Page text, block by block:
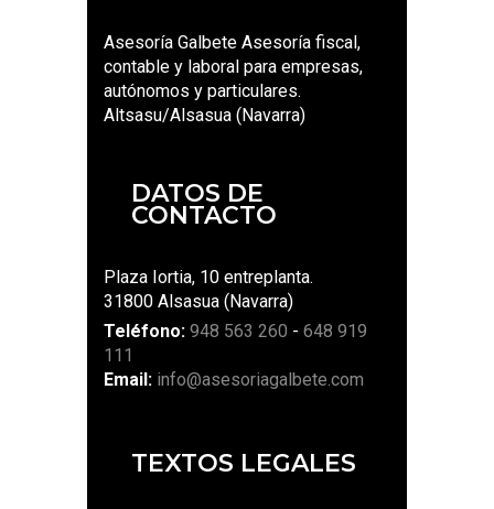
Asesoría Galbete Asesoría fiscal,
contable y laboral para empresas,
autónomos y particulares.
Altsasu/Alsasua (Navarra)
DATOS DE
CONTACTO
Plaza Iortia, 10 entreplanta.
31800 Alsasua (Navarra)
Teléfono: 948 563 260 - 648 919
111
Email: info@asesoriagalbete.com
TEXTOS LEGALES